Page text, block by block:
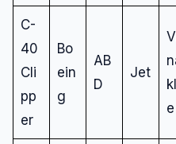
C-
40
Cli
pp
er
Bo
ein
g
AB
D
Jet
e